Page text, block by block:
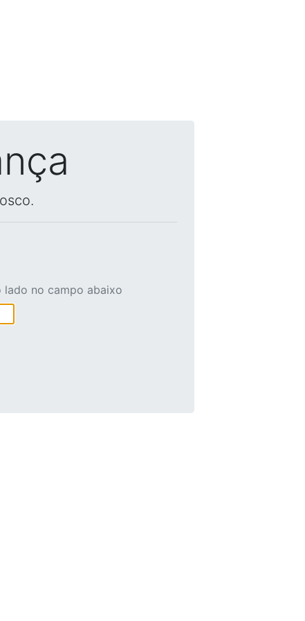
lado no campo abaixo